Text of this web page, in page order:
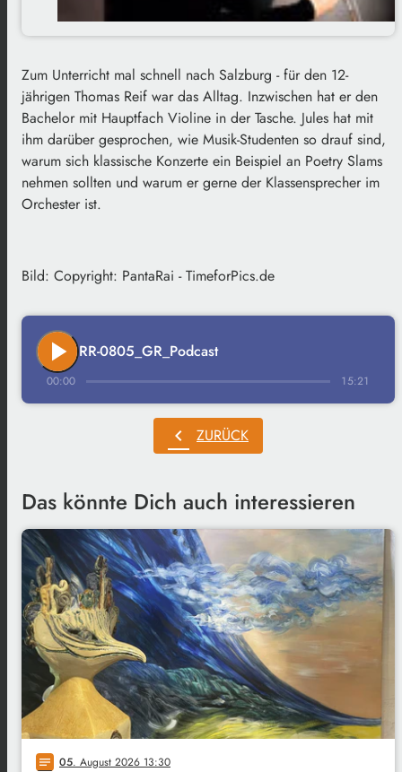
Zum Unterricht mal schnell nach Salzburg - für den 12-
jährigen Thomas Reif war das Alltag. Inzwischen hat er den
Bachelor mit Hauptfach Violine in der Tasche. Jules hat mit
ihm darüber gesprochen, wie Musik-Studenten so drauf sind,
warum sich klassische Konzerte ein Beispiel an Poetry Slams
nehmen sollten und warum er gerne der Klassensprecher im
Orchester ist.
Bild: Copyright: PantaRai - TimeforPics.de
play_arrow RR-0805_GR_Podcast
00:00 15:21
chevron_left ZURÜCK
Das könnte Dich auch interessieren
notes 05. August 2026 13:30